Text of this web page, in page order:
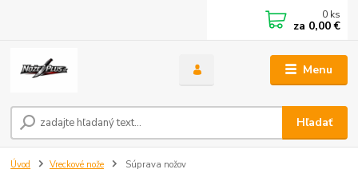
Menu
Hľadať
0 ks
za 0,00 €
Úvod Vreckové nože Súprava nožov